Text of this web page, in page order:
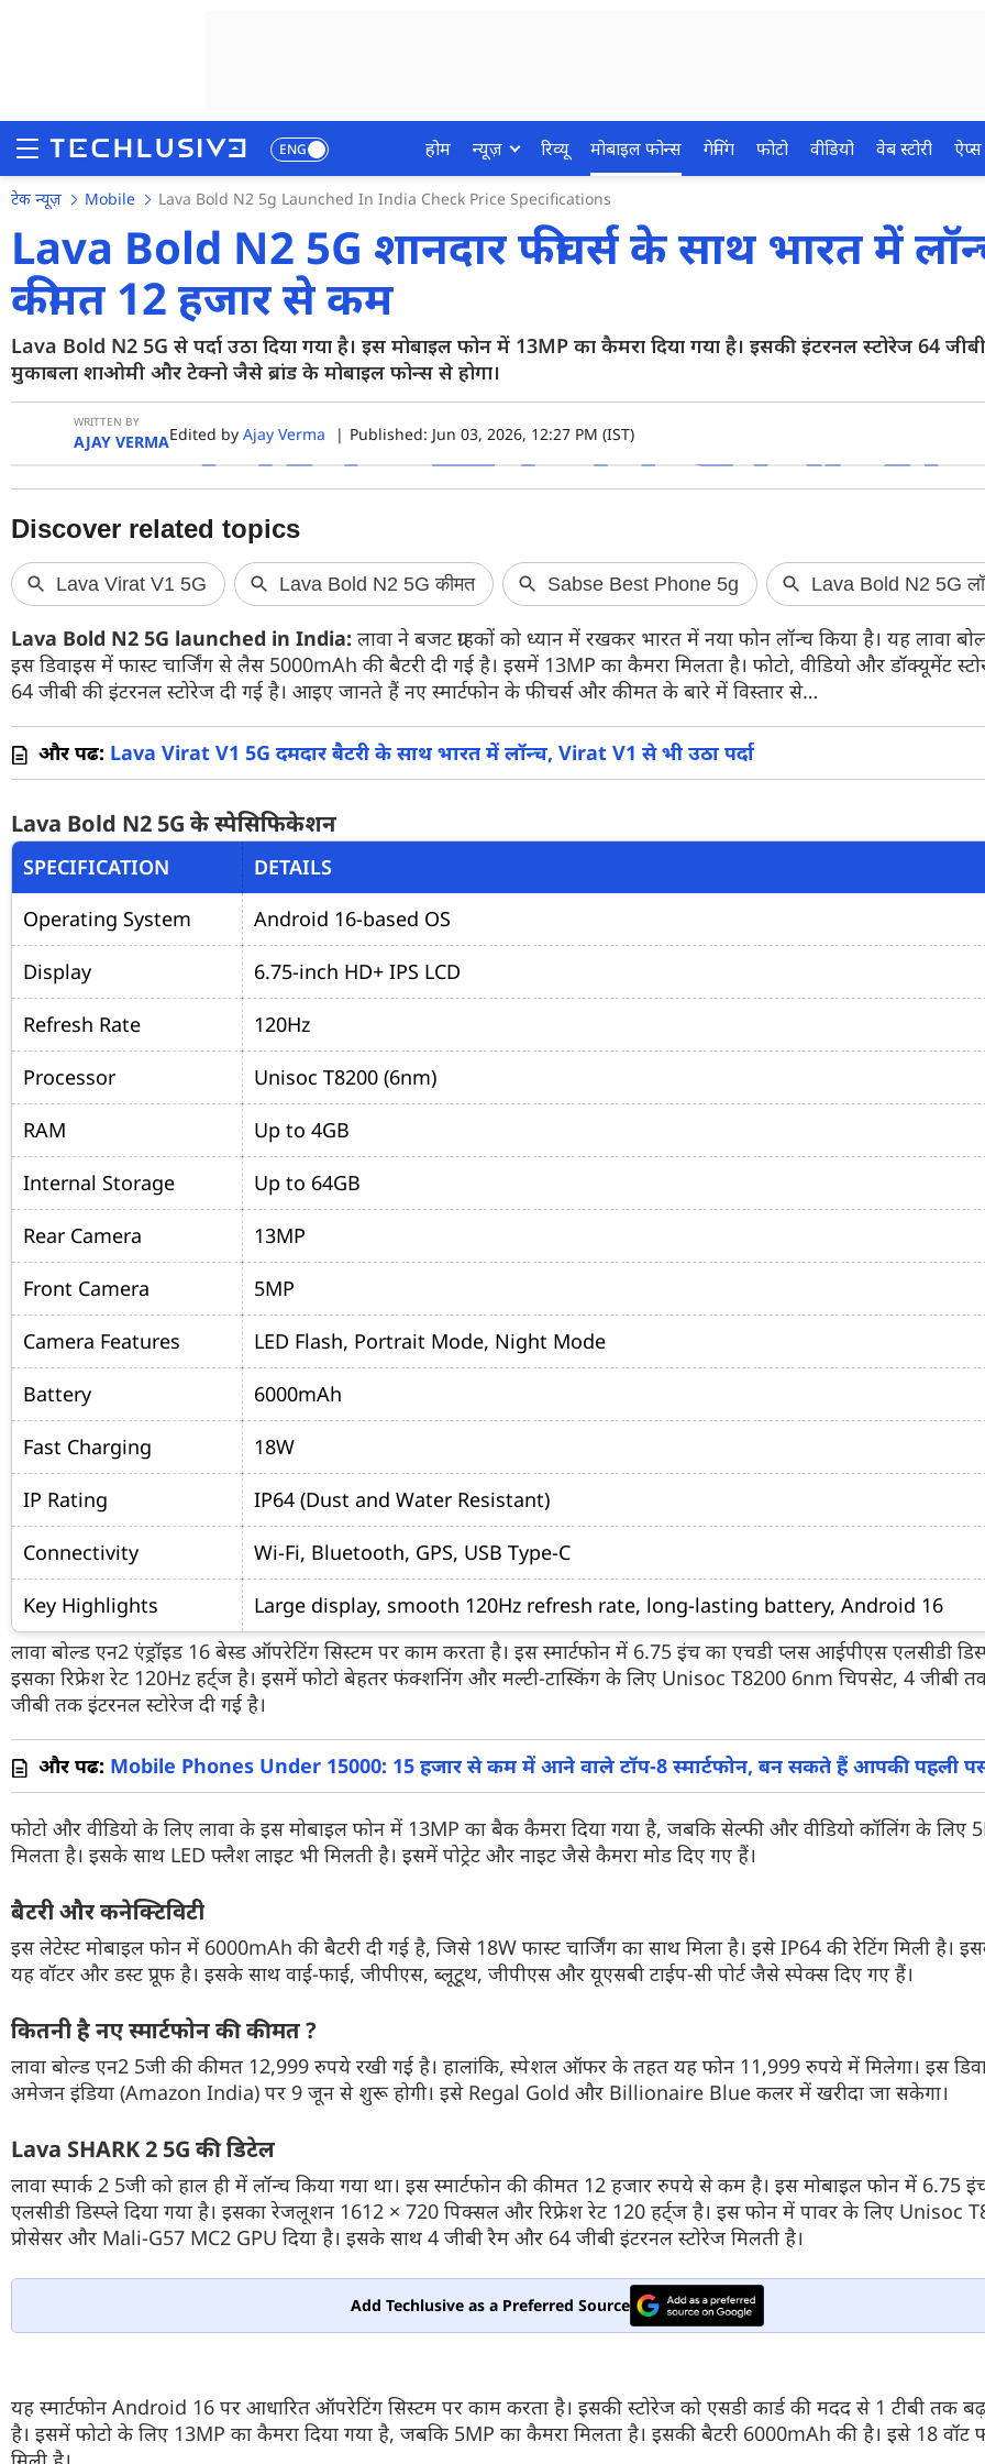
ENG होम न्यूज़ रिव्यू मोबाइल फोन्स गेमिंग फोटो वीडियो वेब स्टोरी ऐप्स
होम
न्यूज़
रिव्यू
मोबाइल फोन्स
गेमिंग
वीडियो
वेब स्टोरी
ऐप्स
टेक न्यूज़ Mobile Lava Bold N2 5g Launched In India Check Price Specifications
Lava Bold N2 5G शानदार फीचर्स के साथ भारत में
कीमत 12 हजार से कम
Lava Bold N2 5G से पर्दा उठा दिया गया है। इस मोबाइल फोन में 13MP का कैमरा दिया गया है। इसकी इंटरनल स्टोरेज 64
मुकाबला शाओमी और टेक्नो जैसे ब्रांड के मोबाइल फोन्स से होगा।
WRITTEN BY
AJAY VERMAEdited by Ajay Verma | Published: Jun 03, 2026, 12:27 PM (IST)
Lava Bold N2 5G launched in India: लावा ने बजट ग्राहकों को ध्यान में रखकर भारत में नया फोन लॉन्च किया है। यह लावा
इस डिवाइस में फास्ट चार्जिंग से लैस 5000mAh की बैटरी दी गई है। इसमें 13MP का कैमरा मिलता है। फोटो, वीडियो और डॉक्यूमेंट
64 जीबी की इंटरनल स्टोरेज दी गई है। आइए जानते हैं नए स्मार्टफोन के फीचर्स और कीमत के बारे में विस्तार से…
और पढें: Lava Virat V1 5G दमदार बैटरी के साथ भारत में लॉन्च, Virat V1 से भी उठा पर्दा
Lava Bold N2 5G के स्पेसिफिकेशन
SPECIFICATION
DETAILS
Operating System
Android 16-based OS
Display
6.75-inch HD+ IPS LCD
Refresh Rate
120Hz
Processor
Unisoc T8200 (6nm)
RAM
Up to 4GB
Internal Storage
Up to 64GB
Rear Camera
13MP
Front Camera
5MP
Camera Features
LED Flash, Portrait Mode, Night Mode
Battery
6000mAh
Fast Charging
18W
IP Rating
IP64 (Dust and Water Resistant)
Connectivity
Wi-Fi, Bluetooth, GPS, USB Type-C
Key Highlights
Large display, smooth 120Hz refresh rate, long-lasting battery, Android 16
लावा बोल्ड एन2 एंड्रॉइड 16 बेस्ड ऑपरेटिंग सिस्टम पर काम करता है। इस स्मार्टफोन में 6.75 इंच का एचडी प्लस आईपीएस एलसीडी
इसका रिफ्रेश रेट 120Hz हर्ट्ज है। इसमें फोटो बेहतर फंक्शनिंग और मल्टी-टास्किंग के लिए Unisoc T8200 6nm चिपसेट, 4 जीबी
जीबी तक इंटरनल स्टोरेज दी गई है।
और पढें: Mobile Phones Under 15000: 15 हजार से कम में आने वाले टॉप-8 स्मार्टफोन, बन सकते हैं आपकी पहली
फोटो और वीडियो के लिए लावा के इस मोबाइल फोन में 13MP का बैक कैमरा दिया गया है, जबकि सेल्फी और वीडियो कॉलिंग के लिए
मिलता है। इसके साथ LED फ्लैश लाइट भी मिलती है। इसमें पोट्रेट और नाइट जैसे कैमरा मोड दिए गए हैं।
बैटरी और कनेक्टिविटी
इस लेटेस्ट मोबाइल फोन में 6000mAh की बैटरी दी गई है, जिसे 18W फास्ट चार्जिंग का साथ मिला है। इसे IP64 की रेटिंग मिली है।
यह वॉटर और डस्ट प्रूफ है। इसके साथ वाई-फाई, जीपीएस, ब्लूटूथ, जीपीएस और यूएसबी टाईप-सी पोर्ट जैसे स्पेक्स दिए गए हैं।
कितनी है नए स्मार्टफोन की कीमत ?
लावा बोल्ड एन2 5जी की कीमत 12,999 रुपये रखी गई है। हालांकि, स्पेशल ऑफर के तहत यह फोन 11,999 रुपये में मिलेगा। इस
अमेजन इंडिया (Amazon India) पर 9 जून से शुरू होगी। इसे Regal Gold और Billionaire Blue कलर में खरीदा जा सकेगा।
Lava SHARK 2 5G की डिटेल
लावा स्पार्क 2 5जी को हाल ही में लॉन्च किया गया था। इस स्मार्टफोन की कीमत 12 हजार रुपये से कम है। इस मोबाइल फोन में 6.75
एलसीडी डिस्प्ले दिया गया है। इसका रेजलूशन 1612 × 720 पिक्सल और रिफ्रेश रेट 120 हर्ट्ज है। इस फोन में पावर के लिए Unisoc
प्रोसेसर और Mali-G57 MC2 GPU दिया है। इसके साथ 4 जीबी रैम और 64 जीबी इंटरनल स्टोरेज मिलती है।
Add Techlusive as a Preferred Source
यह स्मार्टफोन Android 16 पर आधारित ऑपरेटिंग सिस्टम पर काम करता है। इसकी स्टोरेज को एसडी कार्ड की मदद से 1 टीबी तक
है। इसमें फोटो के लिए 13MP का कैमरा दिया गया है, जबकि 5MP का कैमरा मिलता है। इसकी बैटरी 6000mAh की है। इसे 18 वॉट
Vi VS Jio: 200
वीआई ने दी Jio
Vodafone Idea
की कीमत 200 रुपये
और देखें